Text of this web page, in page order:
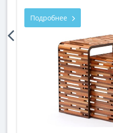
Подробнее